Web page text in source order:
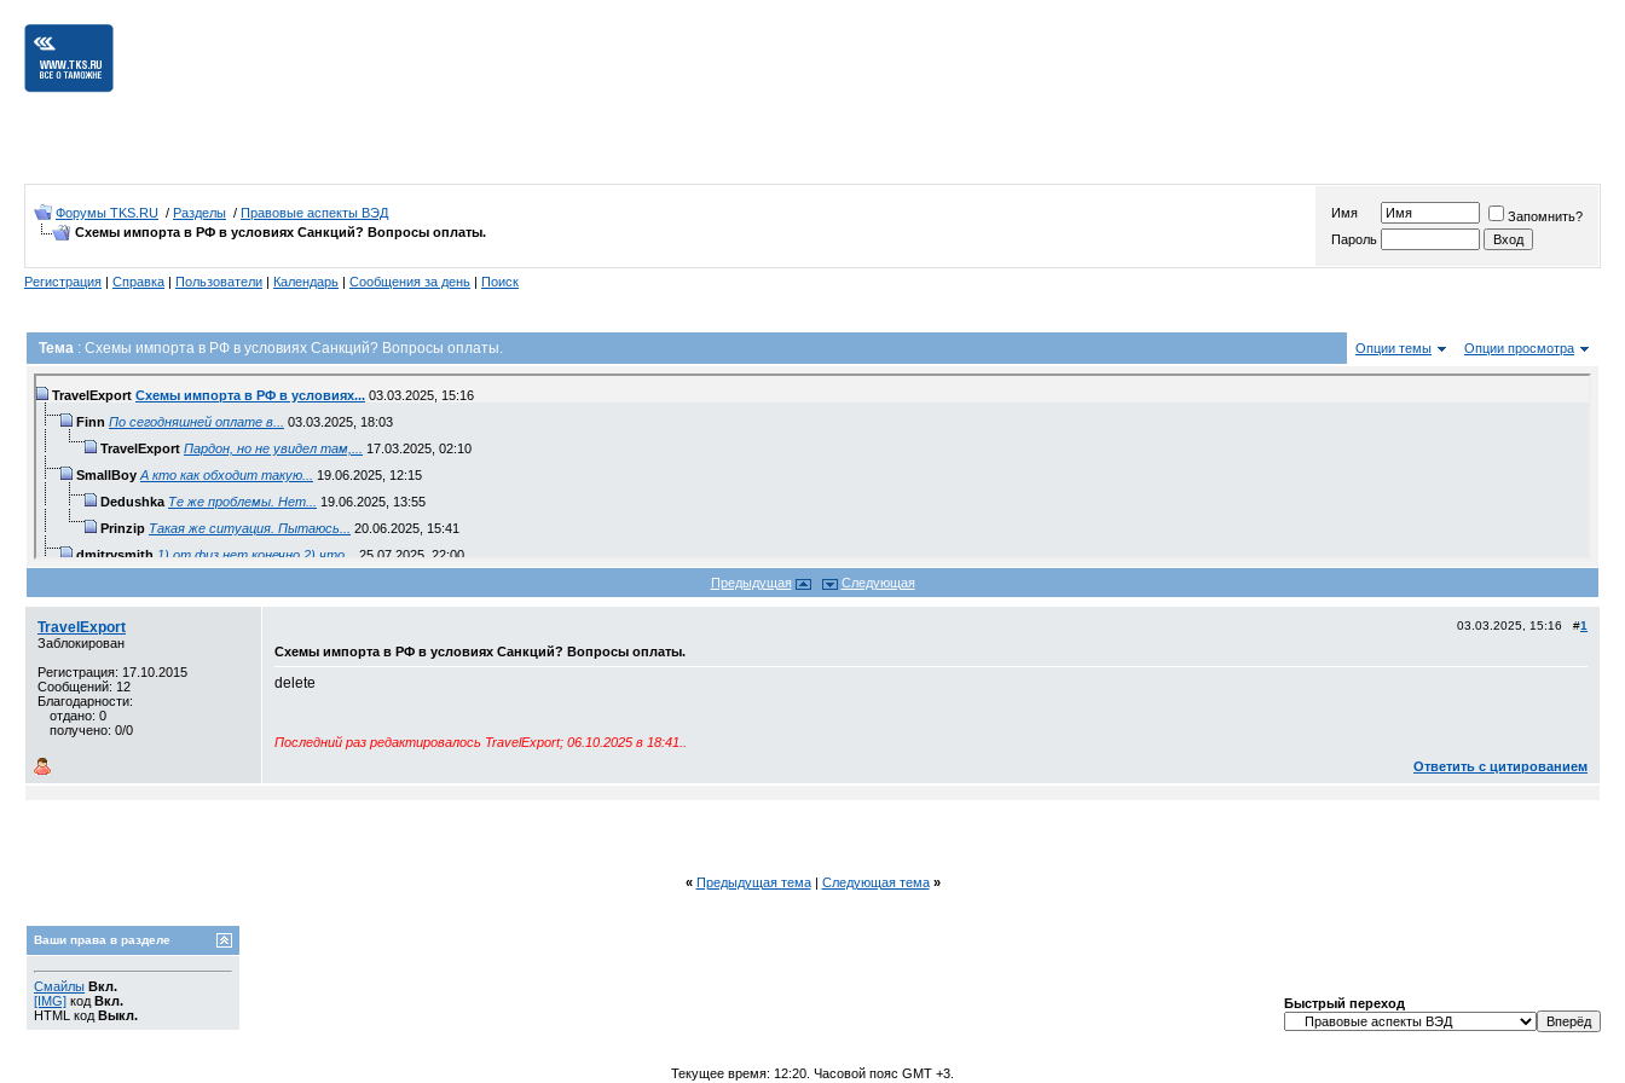
Форумы TKS.RU / Разделы / Правовые аспекты ВЭД
Схемы импорта в РФ в условиях Санкций? Вопросы оплаты.
Имя
Запомнить?
Пароль
Регистрация | Справка | Пользователи | Календарь | Сообщения за день | Поиск
Тема : Схемы импорта в РФ в условиях Санкций? Вопросы оплаты. Опции темы Опции просмотра
TravelExport Схемы импорта в РФ в условиях... 03.03.2025, 15:16
Finn По сегодняшней оплате в... 03.03.2025, 18:03
TravelExport Пардон, но не увидел там,... 17.03.2025, 02:10
SmallBoy А кто как обходит такую... 19.06.2025, 12:15
Dedushka Те же проблемы. Нет... 19.06.2025, 13:55
Prinzip Такая же ситуация. Пытаюсь... 20.06.2025, 15:41
dmitrysmith 1) от физ нет конечно 2) что... 25.07.2025, 22:00
Btms Сложно но можно. Знать надо...30.11.2025,17:01
Предыдущая Следующая
TravelExport
Заблокирован
Регистрация: 17.10.2015
Сообщений: 12
Благодарности:
отдано: 0
получено: 0/0
03.03.2025, 15:16 #1
Схемы импорта в РФ в условиях Санкций? Вопросы оплаты.
delete
Последний раз редактировалось TravelExport; 06.10.2025 в 18:41
Ответить с цитированием
« Предыдущая тема| Следующая тема »
Ваши права в разделе
Смайлы Вкл.
[IMG] код Вкл.
HTML код Выкл.
Быстрый переход
Текущее время: 12:20 . Часовой пояс GMT +3.